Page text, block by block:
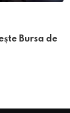
Bursa de